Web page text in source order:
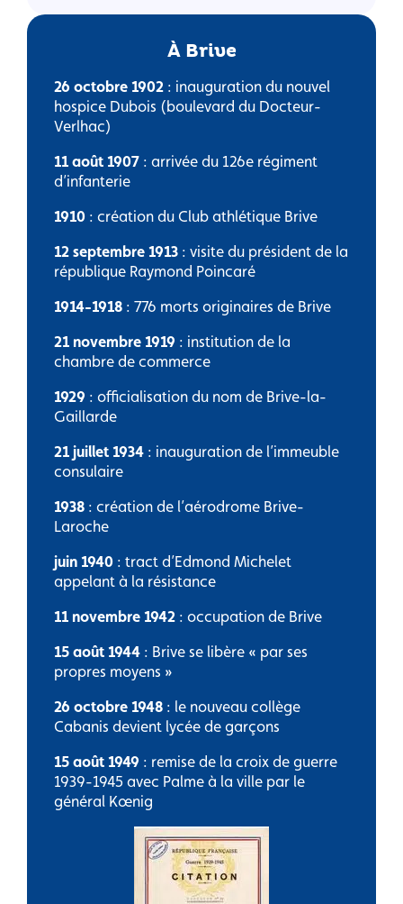
À Brive
26 octobre 1902 : inauguration du nouvel
hospice Dubois (boulevard du Docteur-
Verlhac)
11 août 1907 : arrivée du 126e régiment
d’infanterie
1910 : création du Club athlétique Brive
12 septembre 1913 : visite du président de la
république Raymond Poincaré
1914-1918 : 776 morts originaires de Brive
21 novembre 1919 : institution de la
chambre de commerce
1929 : officialisation du nom de Brive-la-
Gaillarde
21 juillet 1934 : inauguration de l’immeuble
consulaire
1938 : création de l’aérodrome Brive-
Laroche
juin 1940 : tract d’Edmond Michelet
appelant à la résistance
11 novembre 1942 : occupation de Brive
15 août 1944 : Brive se libère « par ses
propres moyens »
26 octobre 1948 : le nouveau collège
Cabanis devient lycée de garçons
15 août 1949 : remise de la croix de guerre
1939-1945 avec Palme à la ville par le
général Kœnig